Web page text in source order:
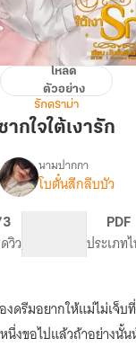
โหลด
ตัวอย่าง
รักดราม่า
ากใจใต้เงารัก
เรื่อง
นามปากกา
โบตั๋นสีกลีบบัว
วิวระดับเนื้อหา
PDF
ประเภท
ดรีมอยากให้แม่ไม่เจ็บ
นึ่งขอไปแล้วถ้าอย่างนั้